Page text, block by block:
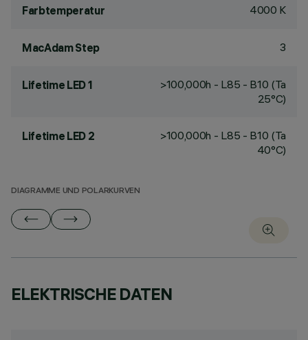
Farbtemperatur 4000 K
MacAdam Step 3
Lifetime LED 1
>100,000h - L85 - B10 (Ta
25°C)
Lifetime LED 2
>100,000h - L85 - B10 (Ta
40°C)
DIAGRAMME UND POLARKURVEN
ELEKTRISCHE DATEN